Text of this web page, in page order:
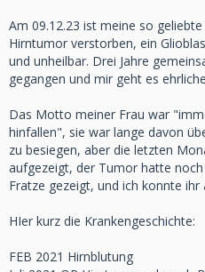
Am 09.12.23 ist meine so
Hirntumor verstorben, ein
und unheilbar. Drei Jahre
gegangen und mir geht es
Das Motto meiner Frau war
hinfallen", sie war lange davon
zu besiegen, aber die letzten
aufgezeigt, der Tumor hatte
Fratze gezeigt, und ich konnte
HIer kurz die Krankengeschichte:
FEB 2021 Hirnblutung